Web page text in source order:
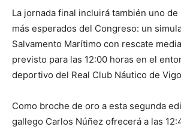
La jornada final incluirá también uno
más esperados del Congreso: un
Salvamento Marítimo con rescate
previsto para las 12:00 horas en el
deportivo del Real Club Náutico de
Como broche de oro a esta segunda
gallego Carlos Núñez ofrecerá a las